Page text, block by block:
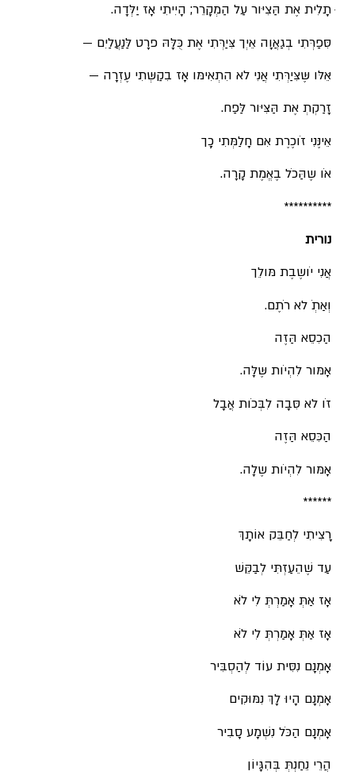
ּתָלִית אֶת הַּצִיּור עַל הַמְקָרֵר; הָיִיתִי אָז יַלְּדָה.
סִּפַרְּתִי בְגַאֲוָה אֵיְך צִּיַרְּתִי אֶת כֻּלָּהּ פרָט לַּנַעֲלַיִם —
אֵּלּו שֶּצִּיַרְּתִי אֲנִי לא הִתְאִימּו אָז בִקַשְּתִי עֶזְרָה —
זָרַקְתְ אֶת הַּצִּיּור לַּפַח.
אֵינֶּנִי זֹוכֶרֶת אִם חָלַמְּתִי כְָך
אֹו שֶהַּכֹל בֶאֱמֶת קָרָה.
**********
נורית
אֲנִי יֹושֶבֶת מּולֵך
וְאַתְֹ לא רֹתֶם.
הַכִסֵא הַּזֶה
אָמּור לִהְיֹות שֶּלָּה.
זֹו לא סִּבָה לִבְּכֹות אֲבָל
הַכִּסֵא הַּזֶה
אָמּור לִהְיֹות שֶלָה.
******
רָצִיתִי לְחַבֵּק אוֹתָךְ
עַד שֶׁהֵעַזְתִּי לְבַקֵּשׁ
אָז אַתְּ אָמַרְתְּ לִי לֹא
אָז אַתְּ אָמַרְתְּ לִי לֹא
אָמְנָם נִסִּית עוֹד לְהַסְבִּיר
אָמְנָם הָיוּ לָךְ נִמּוּקִים
אָמְנָם הַכֹּל נִשְׁמָע סָבִיר
הֲרֵי נֵחַנְתְּ בְּהִגָּיוֹן